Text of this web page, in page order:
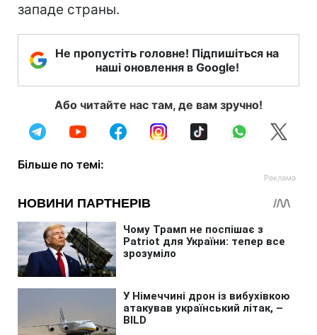
западе страны.
Не пропустіть головне! Підпишіться на
наші оновлення в Google!
Або читайте нас там, де вам зручно!
Більше по темі: